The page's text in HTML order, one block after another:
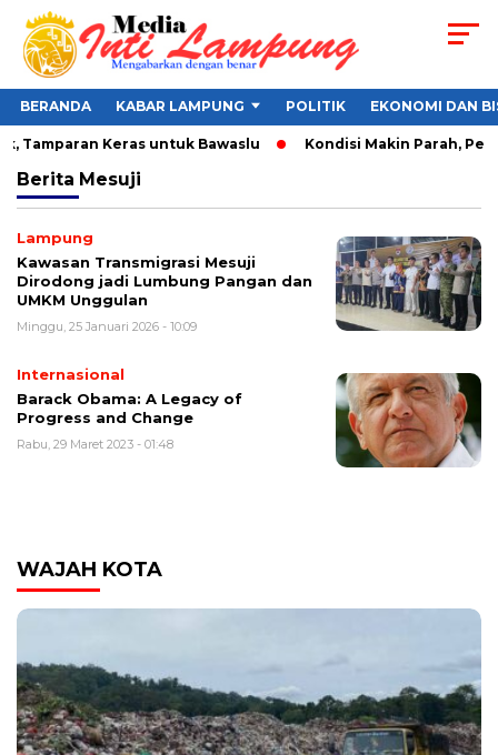
BERANDA KABAR LAMPUNG POLITIK EKONOMI DAN
Keras untuk Bawaslu Kondisi Makin Parah,
Berita Mesuji
Lampung
Kawasan Transmigrasi Mesuji
Dirodong jadi Lumbung Pangan dan
UMKM Unggulan
Minggu, 25 Januari 2026 - 10:09
Internasional
Barack Obama: A Legacy of
Progress and Change
Rabu, 29 Maret 2023 - 01:48
WAJAH KOTA